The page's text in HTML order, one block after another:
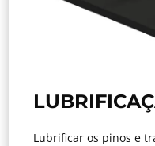
Lubrificar os pinos e